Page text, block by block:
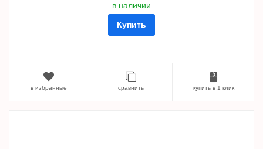
в наличии
Купить
в избранные сравнить купить в 1 клик